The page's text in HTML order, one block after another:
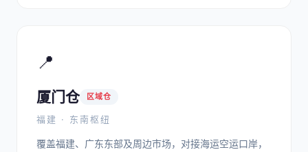
📍
厦门仓 区域仓
福建 · 东南枢纽
覆盖福建、广东东部及周边市场，对接海运空运口岸，